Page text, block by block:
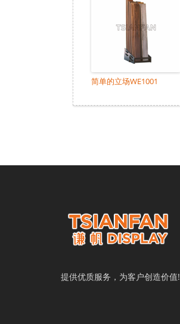
简单的立场WE1001
提供优质服务，为客户创造价值!